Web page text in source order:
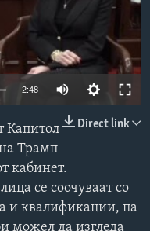
available
2:48
Direct link
Капитол
Трамп
кабинет.
се соочуваат со
и квалификации, па
можел да изгледа